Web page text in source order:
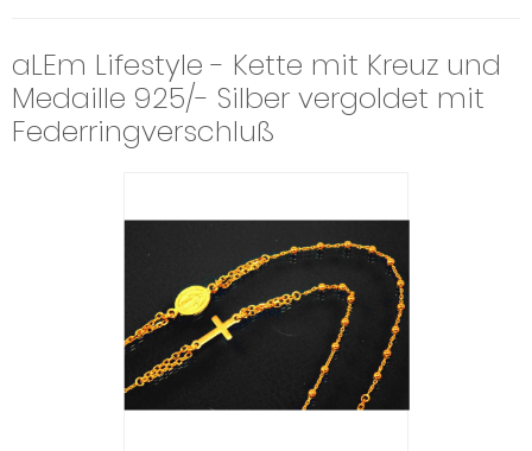
aLEm Lifestyle - Kette mit Kreuz und
Medaille 925/- Silber vergoldet mit
Federringverschluß